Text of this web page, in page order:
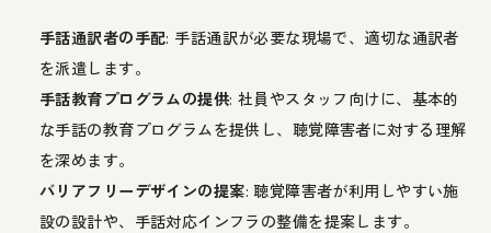
手話通訳者の手配: 手話通訳が必要な現場で、適切な通訳者
を派遣します。
手話教育プログラムの提供: 社員やスタッフ向けに、基本的
な手話の教育プログラムを提供し、聴覚障害者に対する理解
を深めます。
バリアフリーデザインの提案: 聴覚障害者が利用しやすい施
設の設計や、手話対応インフラの整備を提案します。